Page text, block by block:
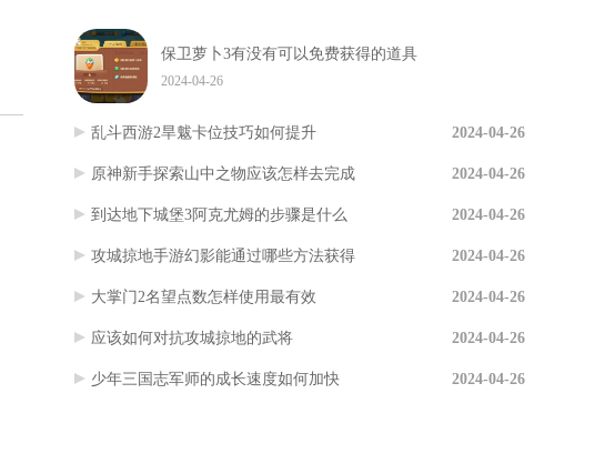
保卫萝卜3有没有可以免费获得的道具
2024-04-26
乱斗西游2旱魃卡位技巧如何提升 2024-04-26
原神新手探索山中之物应该怎样去完成 2024-04-26
到达地下城堡3阿克尤姆的步骤是什么 2024-04-26
攻城掠地手游幻影能通过哪些方法获得 2024-04-26
大掌门2名望点数怎样使用最有效 2024-04-26
应该如何对抗攻城掠地的武将 2024-04-26
少年三国志军师的成长速度如何加快 2024-04-26